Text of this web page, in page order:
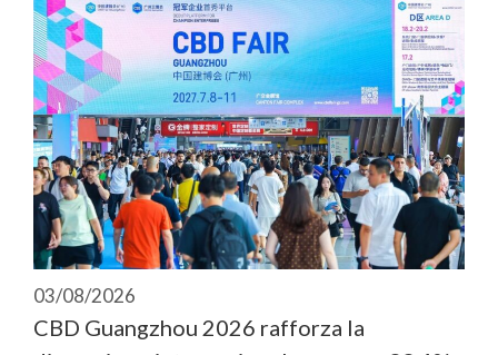
03/08/2026
CBD Guangzhou 2026 rafforza la